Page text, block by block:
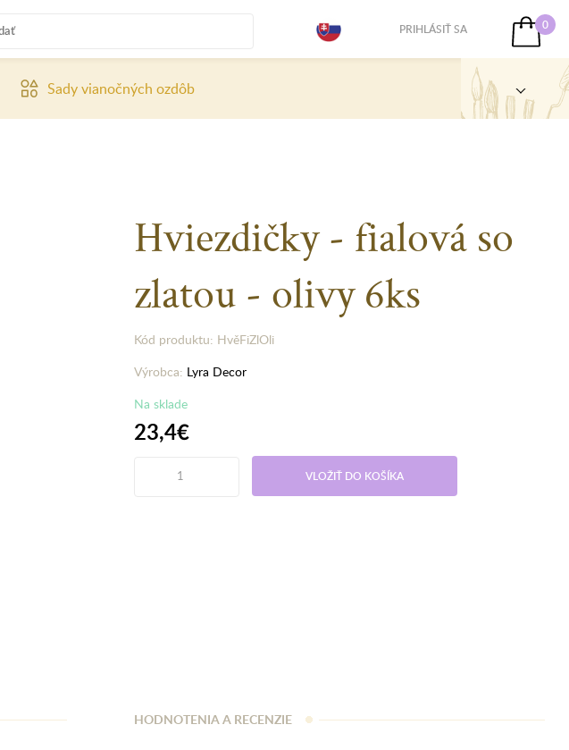
PRIHLÁSIŤ SA 0
Sady vianočných ozdôb
Hviezdičky - fialová so
zlatou - olivy 6ks
Kód produktu: HvěFiZlOli
Výrobca: Lyra Decor
Na sklade
23,4€
VLOŽIŤ DO KOŠÍKA
HODNOTENIA A RECENZIE